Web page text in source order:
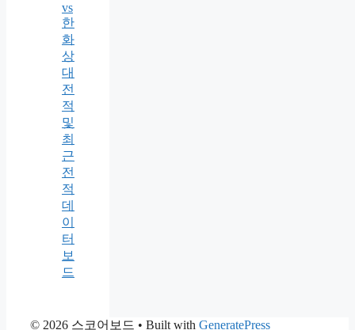
vs
한
화
상
대
전
적
및
최
근
전
적
데
이
터
보
드
© 2026 스코어보드 • Built with GeneratePress